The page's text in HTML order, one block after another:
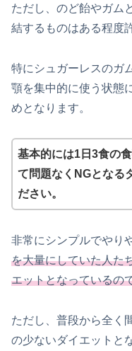
ただし、のど飴やガム
結するものはある程度
特にシュガーレスのガ
顎を集中的に使う状態
めとなります。
基本的には1日3食の
て問題なくNGとなる
ださい。
非常にシンプルでやり
を大量にしていた人た
エットとなっているの
ただし、普段から全く
の少ないダイエットと